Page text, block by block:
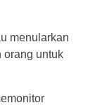
menularkan
orang untuk